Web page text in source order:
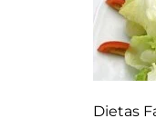
Dietas